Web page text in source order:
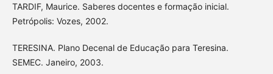
TARDIF, Maurice. Saberes docentes e formação inicial.
Petrópolis: Vozes, 2002.
TERESINA. Plano Decenal de Educação para Teresina.
SEMEC. Janeiro, 2003.